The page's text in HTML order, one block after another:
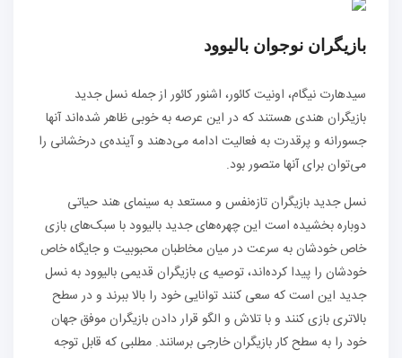
بازیگران نوجوان بالیوود
سیدهارت نیگام، اونیت کائور، اشنور کائور از جمله نسل جدید
بازیگران هندی هستند که در این عرصه به خوبی ظاهر شده‌اند آنها
جسورانه و پرقدرت به فعالیت ادامه می‌دهند و آینده‌ی درخشانی را
می‌توان برای آنها متصور بود.
نسل جدید بازیگران تازه‌نفس و مستعد به سینمای هند حیاتی
دوباره بخشیده است این چهره‌های جدید بالیوود با سبک‌های بازی
خاص خودشان به سرعت در میان مخاطبان محبوبیت و جایگاه خاص
خودشان را پیدا کرده‌اند، توصیه ی بازیگران قدیمی بالیوود به نسل
جدید این است که سعی کنند توانایی خود را بالا ببرند و در سطح
بالاتری بازی کنند و با تلاش و الگو قرار دادن بازیگران موفق جهان
خود را به سطح کار بازیگران خارجی برسانند. مطلبی که قابل توجه